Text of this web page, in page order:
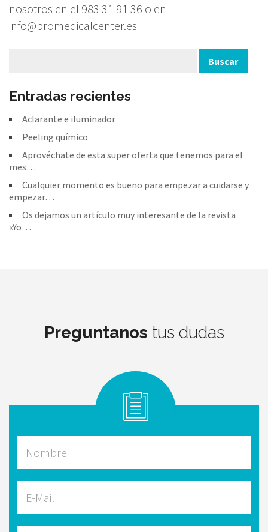
nosotros en el 983 31 91 36 o en
info@promedicalcenter.es
Entradas recientes
Aclarante e iluminador
Peeling químico
Aprovéchate de esta super oferta que tenemos para el
mes…
Cualquier momento es bueno para empezar a cuidarse y
empezar…
Os dejamos un artículo muy interesante de la revista
«Yo…
Preguntanos tus dudas